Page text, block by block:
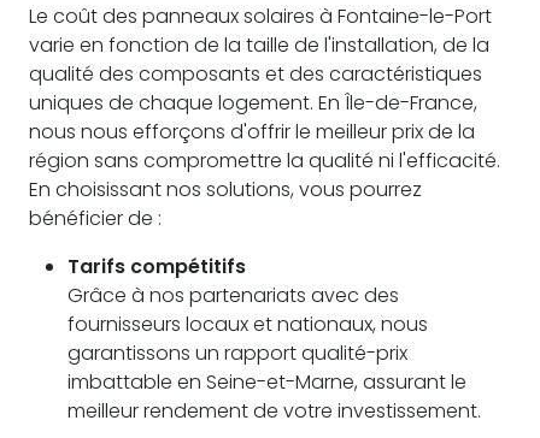
Le coût des panneaux solaires à Fontaine-le-Port
varie en fonction de la taille de l'installation, de la
qualité des composants et des caractéristiques
uniques de chaque logement. En Île-de-France,
nous nous efforçons d'offrir le meilleur prix de la
région sans compromettre la qualité ni l'efficacité.
En choisissant nos solutions, vous pourrez
bénéficier de :
Tarifs compétitifs
Grâce à nos partenariats avec des
fournisseurs locaux et nationaux, nous
garantissons un rapport qualité-prix
imbattable en Seine-et-Marne, assurant le
meilleur rendement de votre investissement.